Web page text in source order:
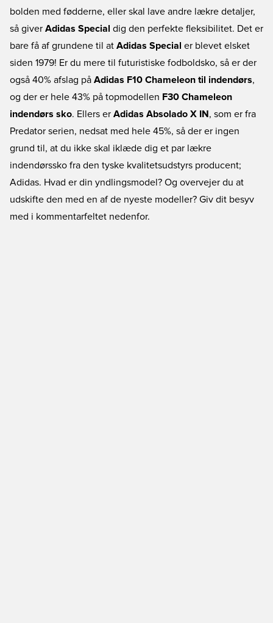
bolden med fødderne, eller skal lave andre lækre detaljer,
så giver Adidas Special dig den perfekte fleksibilitet. Det er
bare få af grundene til at Adidas Special er blevet elsket
siden 1979! Er du mere til futuristiske fodboldsko, så er der
også 40% afslag på Adidas F10 Chameleon til indendørs,
og der er hele 43% på topmodellen F30 Chameleon
indendørs sko. Ellers er Adidas Absolado X IN , som er fra
Predator serien, nedsat med hele 45%, så der er ingen
grund til, at du ikke skal iklæde dig et par lækre
indendørssko fra den tyske kvalitetsudstyrs producent;
Adidas. Hvad er din yndlingsmodel? Og overvejer du at
udskifte den med en af de nyeste modeller? Giv dit besyv
med i kommentarfeltet nedenfor.